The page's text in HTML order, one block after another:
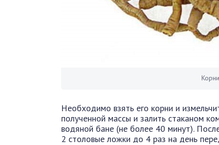
Необходимо взять его корни и
полученной массы и залить стаканом
водяной бане (не более 40 минут).
2 столовые ложки до 4 раз на день